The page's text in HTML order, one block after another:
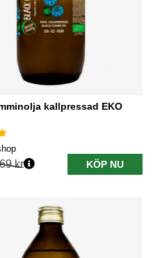
kallpressad EKO
pris:
kr KÖP NU